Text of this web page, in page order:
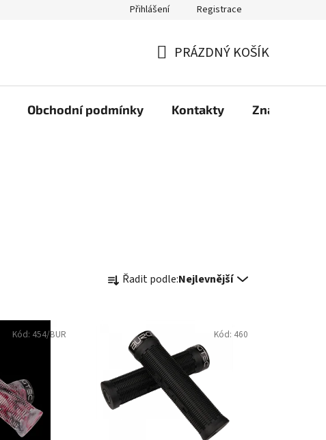
Přihlášení Registrace
KOŠÍK
PRÁZDNÝ KOŠÍK
Obchodní podmínky Kontakty Značky
a
p
r
o
Řadit podle:Nejlevnější
Kód: 454/BUR Kód: 460